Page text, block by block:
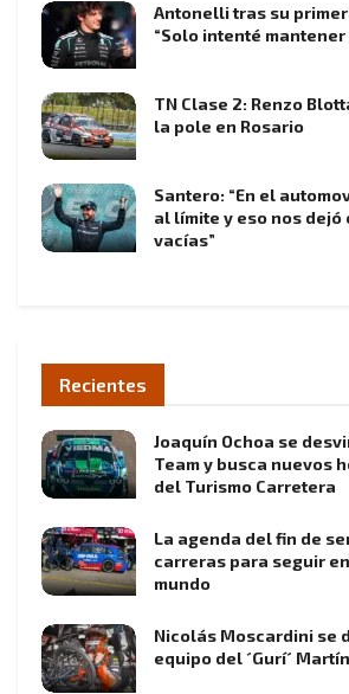
Antonelli tras su
“Solo intenté mantener
TN Clase 2: Renzo
la pole en Rosario
Santero: “En el
al límite y eso nos dejó
vacías”
Recientes
Joaquín Ochoa se
Team y busca nuevos
del Turismo Carretera
La agenda del fin de
carreras para seguir
mundo
Nicolás Moscardini se
equipo del ´Gurí´